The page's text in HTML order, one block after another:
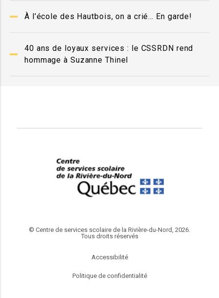
À l’école des Hautbois, on a crié… En garde!
40 ans de loyaux services : le CSSRDN rend
hommage à Suzanne Thinel
© Centre de services scolaire de la Rivière-du-Nord, 2026.
Tous droits réservés
Accessibilité
Politique de confidentialité